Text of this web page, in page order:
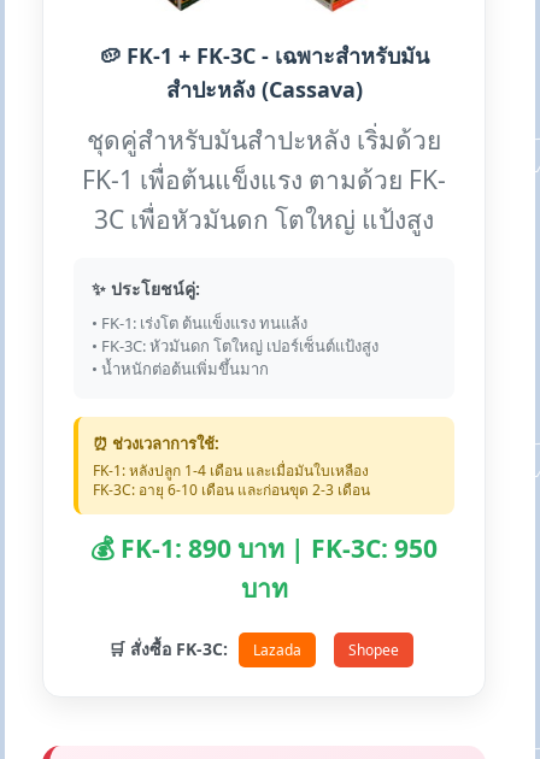
🥔 FK-1 + FK-3C - เฉพาะสำหรับมัน
สำปะหลัง (Cassava)
ชุดคู่สำหรับมันสำปะหลัง เริ่มด้วย
FK-1 เพื่อต้นแข็งแรง ตามด้วย FK-
3C เพื่อหัวมันดก โตใหญ่ แป้งสูง
✨ ประโยชน์คู่:
• FK-1: เร่งโต ต้นแข็งแรง ทนแล้ง
• FK-3C: หัวมันดก โตใหญ่ เปอร์เซ็นต์แป้งสูง
• น้ำหนักต่อต้นเพิ่มขึ้นมาก
⏰ ช่วงเวลาการใช้:
FK-1: หลังปลูก 1-4 เดือน และเมื่อมันใบเหลือง
FK-3C: อายุ 6-10 เดือน และก่อนขุด 2-3 เดือน
💰 FK-1: 890 บาท | FK-3C: 950
บาท
🛒 สั่งซื้อ FK-3C: Lazada Shopee